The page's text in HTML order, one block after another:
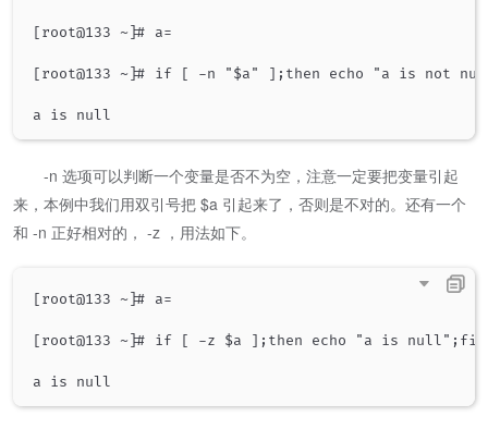
[root@133 ~]# a=
[root@133 ~]# if [ -n "$a" ];then echo "a is not
-n 选项可以判断一个变量是否不为空，注意一定要把变量引起
来，本例中我们用双引号把 $a 引起来了，否则是不对的。还有一个
和 -n 正好相对的， -z ，用法如下。
[root@133 ~]# a=
[root@133 ~]# if [ -z $a ];then echo "a is null";fi